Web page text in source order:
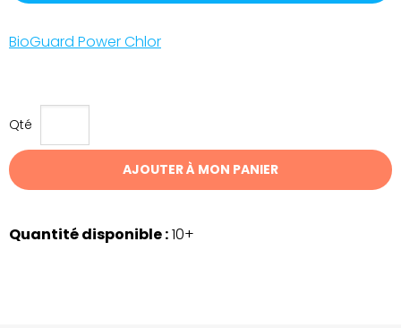
BioGuard Power Chlor
Qté
AJOUTER À MON PANIER
Quantité disponible :10+